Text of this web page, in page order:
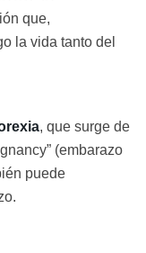
que,
la vida tanto del
, que surge de
(embarazo
puede